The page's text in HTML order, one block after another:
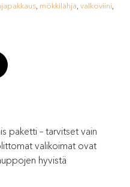
mökkilahja ,valkoviini
paketti – tarvitset vain
valikoimat ovat
hyvistä